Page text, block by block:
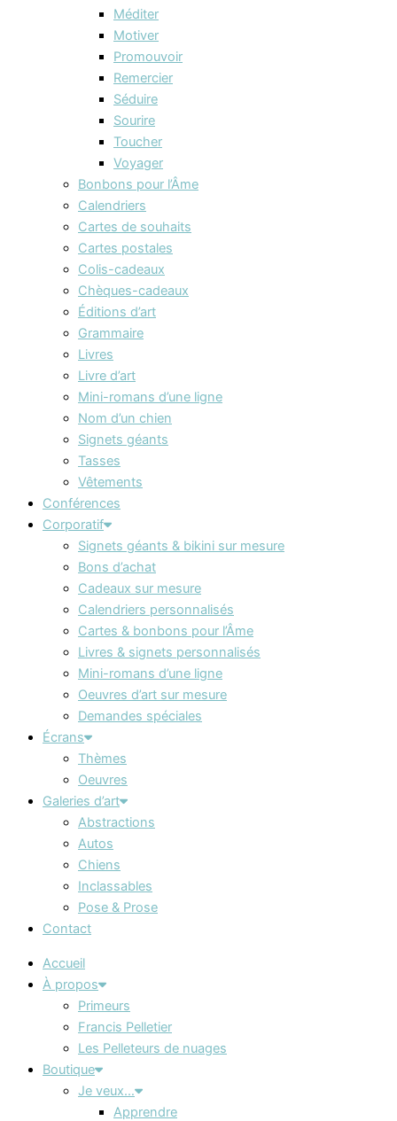
Méditer
Motiver
Promouvoir
Remercier
Séduire
Sourire
Toucher
Voyager
Bonbons pour l’Âme
Calendriers
Cartes de souhaits
Cartes postales
Colis-cadeaux
Chèques-cadeaux
Éditions d’art
Grammaire
Livres
Livre d’art
Mini-romans d’une ligne
Nom d’un chien
Signets géants
Tasses
Vêtements
Conférences
Corporatif
Signets géants & bikini sur mesure
Bons d’achat
Cadeaux sur mesure
Calendriers personnalisés
Cartes & bonbons pour l’Âme
Livres & signets personnalisés
Mini-romans d’une ligne
Oeuvres d’art sur mesure
Demandes spéciales
Écrans
Thèmes
Oeuvres
Galeries d’art
Abstractions
Autos
Chiens
Inclassables
Pose & Prose
Contact
Accueil
À propos
Primeurs
Francis Pelletier
Les Pelleteurs de nuages
Boutique
Je veux…
Apprendre